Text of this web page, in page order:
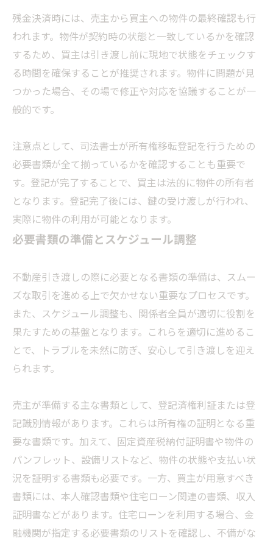
残金決済時には、売主から買主への物件の最終確認も行
われます。物件が契約時の状態と一致しているかを確認
するため、買主は引き渡し前に現地で状態をチェックす
る時間を確保することが推奨されます。物件に問題が見
つかった場合、その場で修正や対応を協議することが一
般的です。
注意点として、司法書士が所有権移転登記を行うための
必要書類が全て揃っているかを確認することも重要で
す。登記が完了することで、買主は法的に物件の所有者
となります。登記完了後には、鍵の受け渡しが行われ、
実際に物件の利用が可能となります。
必要書類の準備とスケジュール調整
不動産引き渡しの際に必要となる書類の準備は、スムー
ズな取引を進める上で欠かせない重要なプロセスです。
また、スケジュール調整も、関係者全員が適切に役割を
果たすための基盤となります。これらを適切に進めるこ
とで、トラブルを未然に防ぎ、安心して引き渡しを迎え
られます。
売主が準備する主な書類として、登記済権利証または登
記識別情報があります。これらは所有権の証明となる重
要な書類です。加えて、固定資産税納付証明書や物件の
パンフレット、設備リストなど、物件の状態や支払い状
況を証明する書類も必要です。一方、買主が用意すべき
書類には、本人確認書類や住宅ローン関連の書類、収入
証明書などがあります。住宅ローンを利用する場合、金
融機関が指定する必要書類のリストを確認し、不備がな